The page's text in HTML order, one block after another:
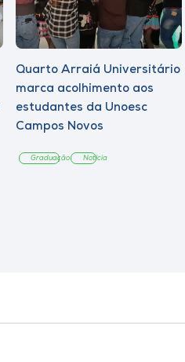
Quarto Arraiá Universitário
marca acolhimento aos
estudantes da Unoesc
Campos Novos
Graduação Notícia